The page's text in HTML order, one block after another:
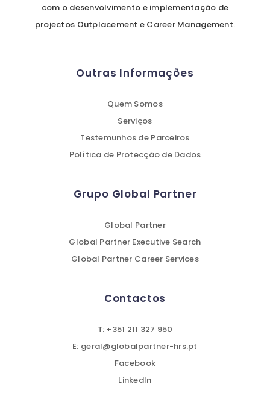
com o desenvolvimento e implementação de
projectos Outplacement e Career Management.
Outras Informações
Quem Somos
Serviços
Testemunhos de Parceiros
Política de Protecção de Dados
Grupo Global Partner
Global Partner
Global Partner Executive Search
Global Partner Career Services
Contactos
T: +351 211 327 950
E: geral@globalpartner-hrs.pt
Facebook
LinkedIn